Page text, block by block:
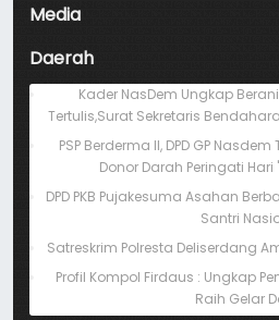
Media
Daerah
Kader NasDem Ungkap
Tertulis,Surat Sekretaris
PSP Berderma II, DPD GP
Donor Darah Peringati
DPD PKB Pujakesuma Asahan
Santri
Satreskrim Polresta Deliserdang
Profil Kompol Firdaus : Ungkap
Raih Gelar